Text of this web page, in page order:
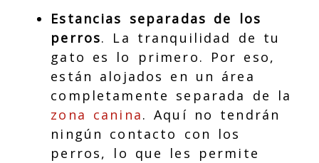
Estancias separadas de los
perros. La tranquilidad de tu
gato es lo primero. Por eso,
están alojados en un área
completamente separada de la
zona canina. Aquí no tendrán
ningún contacto con los
perros, lo que les permite